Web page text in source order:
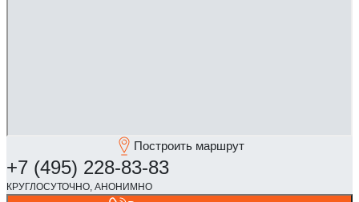
Построить маршрут